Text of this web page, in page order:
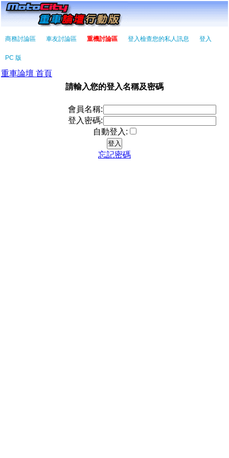
商務討論區 車友討論區 重機討論區 登入檢查您的私人訊息 登入
PC 版
重車論壇 首頁
請輸入您的登入名稱及密碼
會員名稱:
登入密碼:
自動登入:
忘記密碼